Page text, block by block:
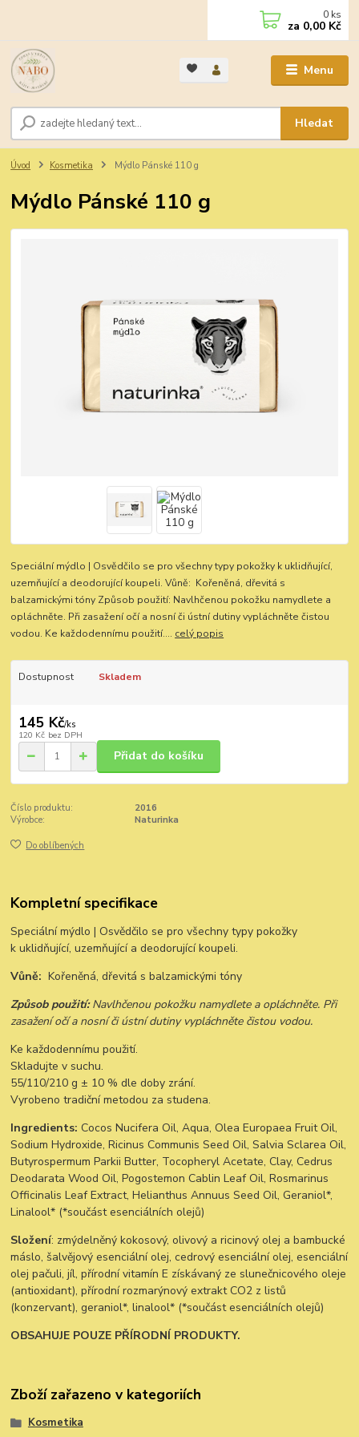
Menu
Hledat
0 ks
za 0,00 Kč
Úvod Kosmetika Mýdlo Pánské 110 g
Mýdlo Pánské 110 g
Speciální mýdlo | Osvědčilo se pro všechny typy pokožky k uklidňující,
uzemňující a deodorující koupeli. Vůně: Kořeněná, dřevitá s
balzamickými tóny Způsob použití: Navlhčenou pokožku namydlete a
opláchněte. Při zasažení očí a nosní či ústní dutiny vypláchněte čistou
vodou. Ke každodennímu použití.... celý popis
Dostupnost Skladem
145 Kč/ks
120 Kč bez DPH
Přidat do košíku
Číslo produktu:
2016
Výrobce:
Naturinka
Do oblíbených
Kompletní specifikace
Speciální mýdlo | Osvědčilo se pro všechny typy pokožky
k uklidňující, uzemňující a deodorující koupeli.
Vůně:Kořeněná, dřevitá s balzamickými tóny
Způsob použití:Navlhčenou pokožku namydlete a opláchněte. Při
zasažení očí a nosní či ústní dutiny vypláchněte čistou vodou.
Ke každodennímu použití.
Skladujte v suchu.
55/110/210 g ± 10 % dle doby zrání.
Vyrobeno tradiční metodou za studena.
Ingredients: Cocos Nucifera Oil, Aqua, Olea Europaea Fruit Oil,
Sodium Hydroxide, Ricinus Communis Seed Oil, Salvia Sclarea Oil,
Butyrospermum Parkii Butter, Tocopheryl Acetate, Clay, Cedrus
Deodarata Wood Oil, Pogostemon Cablin Leaf Oil, Rosmarinus
Officinalis Leaf Extract, Helianthus Annuus Seed Oil, Geraniol*,
Linalool* (*součást esenciálních olejů)
Složení: zmýdelněný kokosový, olivový a ricinový olej a bambucké
máslo, šalvějový esenciální olej, cedrový esenciální olej, esenciální
olej pačuli, jíl, přírodní vitamín E získávaný ze slunečnicového oleje
(antioxidant), přírodní rozmarýnový extrakt CO2 z listů
(konzervant), geraniol*, linalool* (*součást esenciálních olejů)
OBSAHUJE POUZE PŘÍRODNÍ PRODUKTY.
Zboží zařazeno v kategoriích
Kosmetika